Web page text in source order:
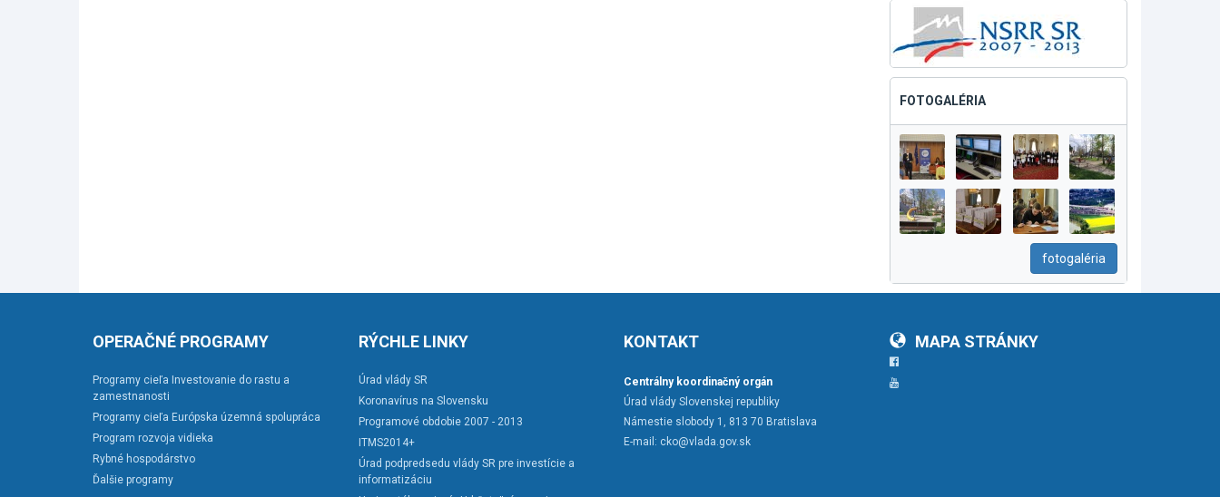
FOTOGALÉRIA
fotogaléria
OPERAČNÉ PROGRAMY
Programy cieľa Investovanie do rastu a
zamestnanosti
Programy cieľa Európska územná spolupráca
Program rozvoja vidieka
Rybné hospodárstvo
Ďalšie programy
RÝCHLE LINKY
Úrad vlády SR
Koronavírus na Slovensku
Programové obdobie 2007 - 2013
ITMS2014+
Úrad podpredsedu vlády SR pre investície a
informatizáciu
KONTAKT
Centrálny koordinačný orgán
Úrad vlády Slovenskej republiky
Námestie slobody 1, 813 70 Bratislava
E-mail: cko@vlada.gov.sk
MAPA STRÁNKY
Facebook
YouTube